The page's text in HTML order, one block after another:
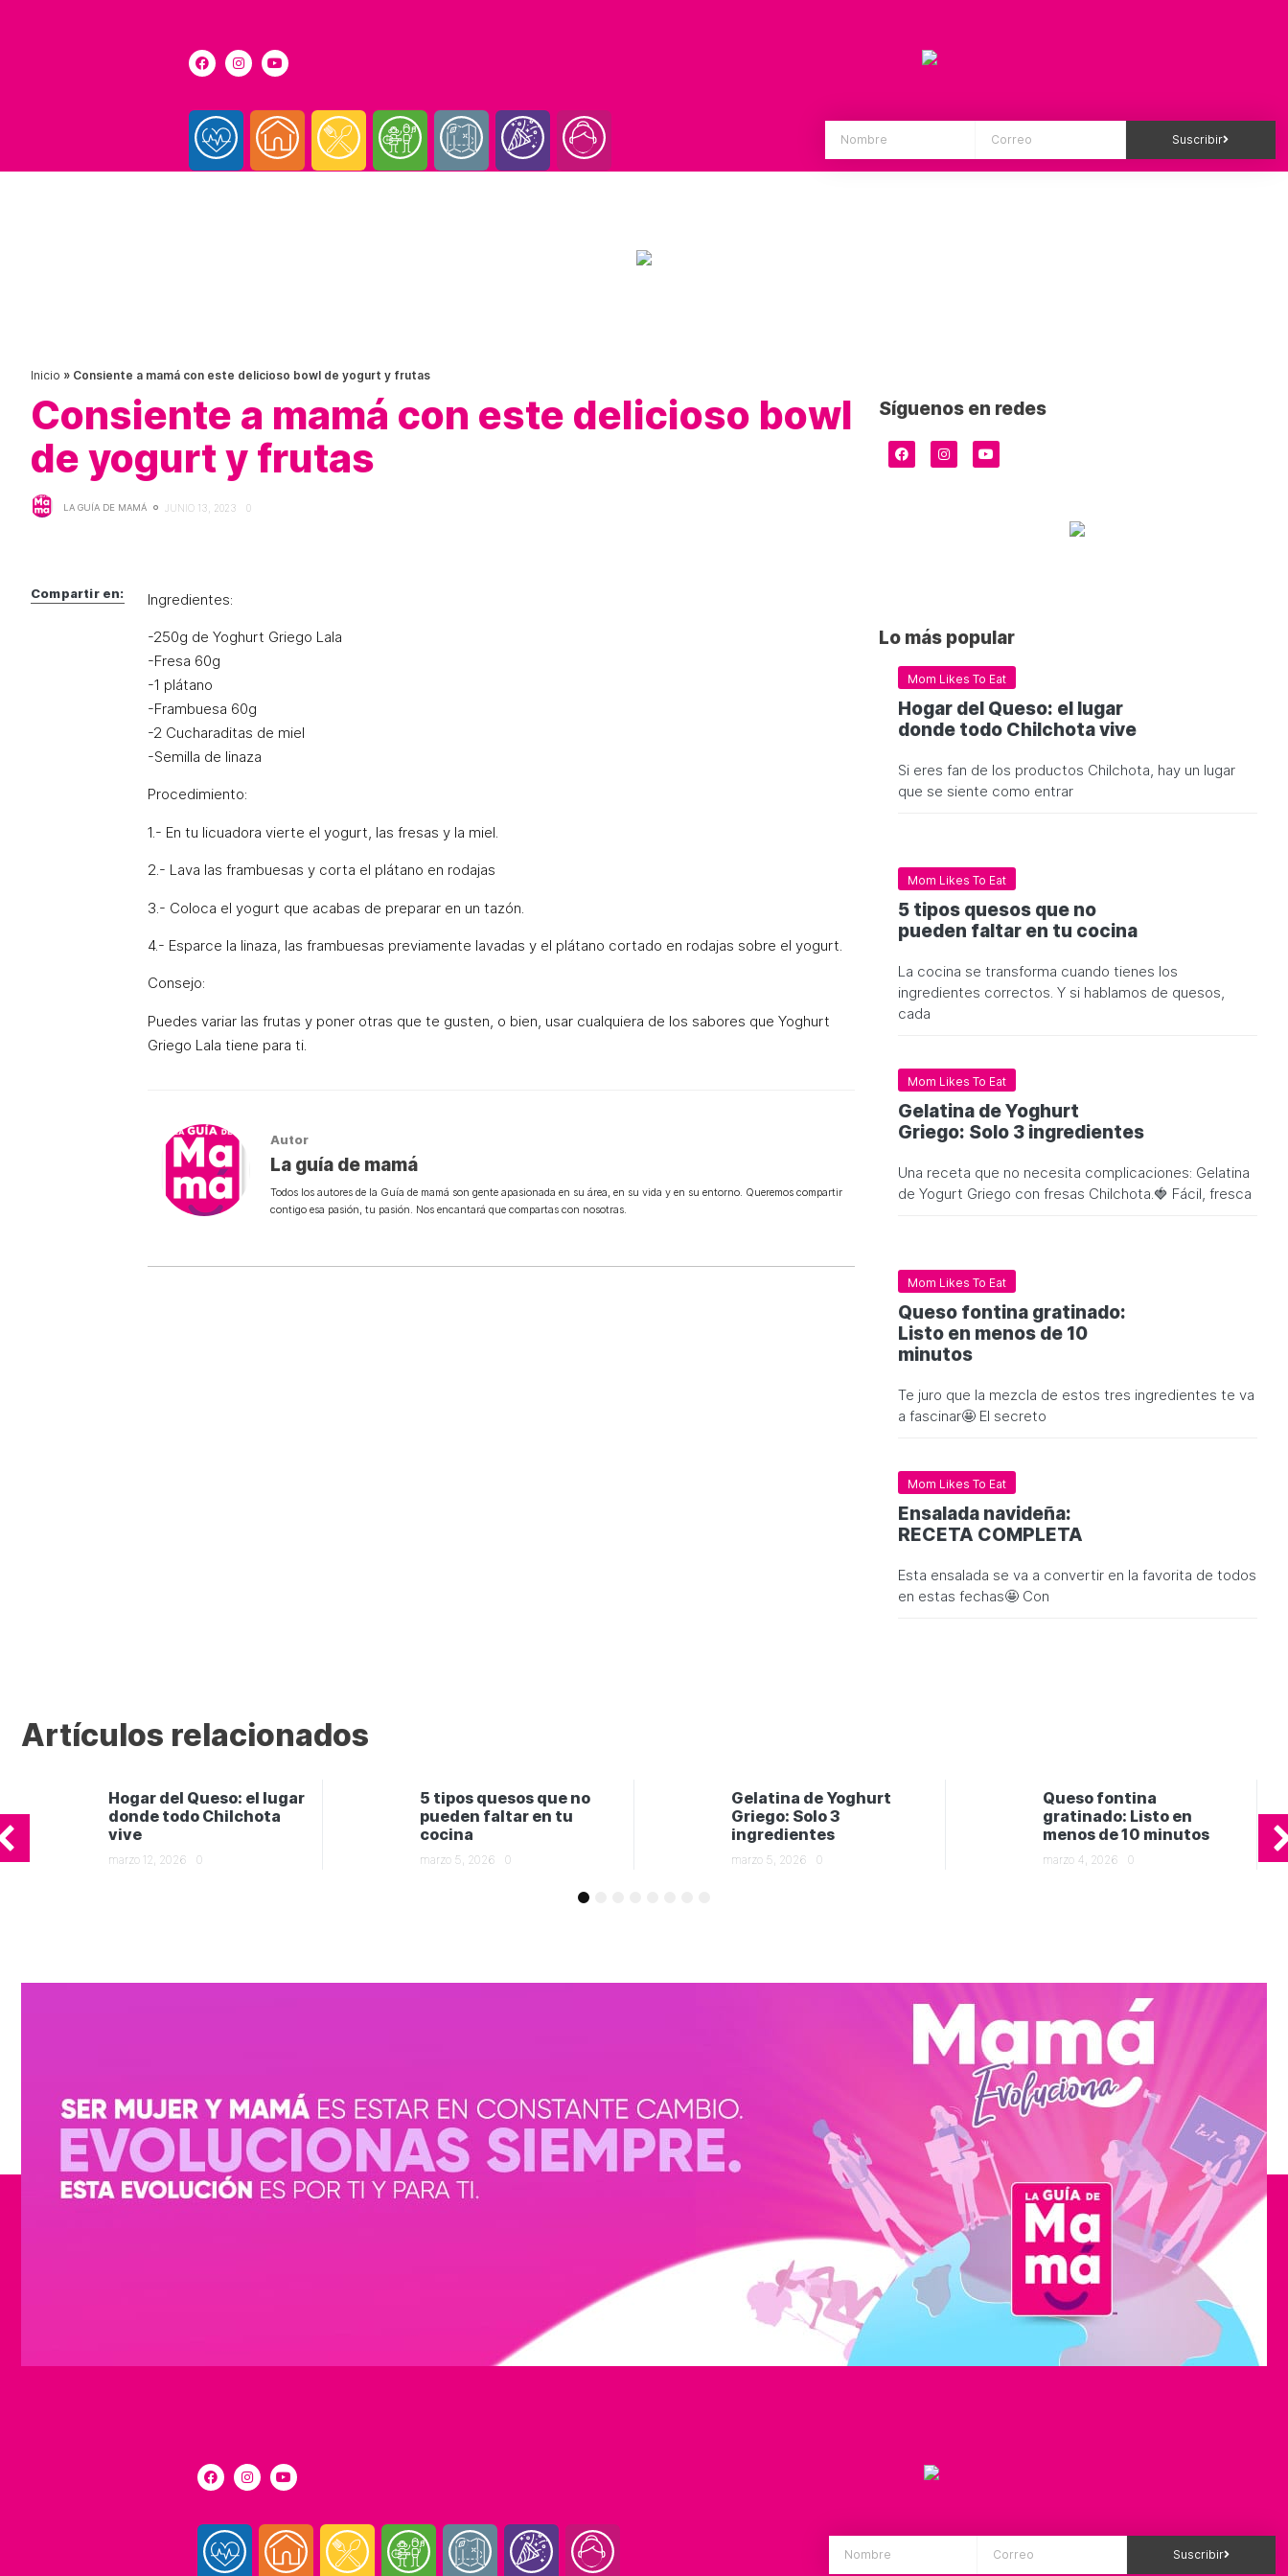
Suscribir
Inicio » Consiente a mamá con este delicioso bowl de yogurt y frutas
Consiente a mamá con este delicioso bowl
de yogurt y frutas
LA GUÍA DE MAMÁ JUNIO 13, 2023 0
Compartir en: Ingredientes:
-250g de Yoghurt Griego Lala
-Fresa 60g
-1 plátano
-Frambuesa 60g
-2 Cucharaditas de miel
-Semilla de linaza
Procedimiento:
1.- En tu licuadora vierte el yogurt, las fresas y la miel.
2.- Lava las frambuesas y corta el plátano en rodajas
3.- Coloca el yogurt que acabas de preparar en un tazón.
4.- Esparce la linaza, las frambuesas previamente lavadas y el plátano cortado en rodajas sobre el yogurt.
Consejo:
Puedes variar las frutas y poner otras que te gusten, o bien, usar cualquiera de los sabores que Yoghurt
Griego Lala tiene para ti.
Autor
La guía de mamá
Todos los autores de la Guía de mamá son gente apasionada en su área, en su vida y en su entorno. Queremos compartir
contigo esa pasión, tu pasión. Nos encantará que compartas con nosotras.
Síguenos en redes
Lo más popular
Mom Likes To Eat
Hogar del Queso: el lugar
donde todo Chilchota vive
Si eres fan de los productos Chilchota, hay un lugar
que se siente como entrar
Mom Likes To Eat
5 tipos quesos que no
pueden faltar en tu cocina
La cocina se transforma cuando tienes los
ingredientes correctos. Y si hablamos de quesos,
cada
Mom Likes To Eat
Gelatina de Yoghurt
Griego: Solo 3 ingredientes
Una receta que no necesita complicaciones: Gelatina
de Yogurt Griego con fresas Chilchota.🍓 Fácil, fresca
Mom Likes To Eat
Queso fontina gratinado:
Listo en menos de 10
minutos
Te juro que la mezcla de estos tres ingredientes te va
a fascinar🤩 El secreto
Mom Likes To Eat
Ensalada navideña:
RECETA COMPLETA
Esta ensalada se va a convertir en la favorita de todos
en estas fechas🤩 Con
Artículos relacionados
Hogar del Queso: el lugar
donde todo Chilchota
vive
marzo 12, 2026 0
5 tipos quesos que no
pueden faltar en tu
cocina
marzo 5, 2026 0
Gelatina de Yoghurt
Griego: Solo 3
ingredientes
marzo 5, 2026 0
Queso fontina
gratinado: Listo en
menos de 10 minutos
marzo 4, 2026 0
4
Suscribir